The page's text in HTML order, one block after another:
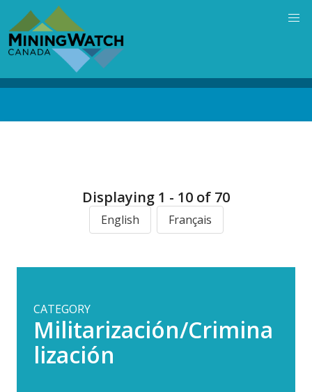
main
content
Displaying 1 - 10 of 70
English Français
CATEGORY
Militarización/Crimina
lización